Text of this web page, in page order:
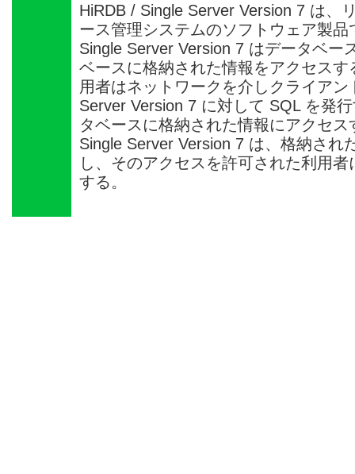
HiRDB / Single Server Version 7 は、
ース管理システムのソフトウェア製品
Single Server Version 7 はデータベー
ベースに格納された情報をアクセス
用者はネットワークを介しクライアン
Server Version 7 に対して SQL を発
タベースに格納された情報にアクセス
Single Server Version 7 は、格納され
し、そのアクセスを許可された利用
する。